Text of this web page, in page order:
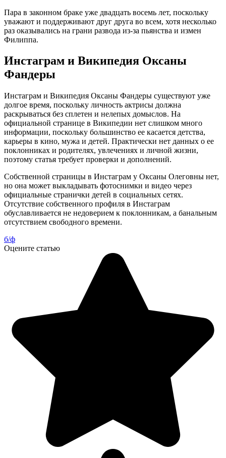
Пара в законном браке уже двадцать восемь лет, поскольку
уважают и поддерживают друг друга во всем, хотя несколько
раз оказывались на грани развода из-за пьянства и измен
Филиппа.
Инстаграм и Википедия Оксаны
Фандеры
Инстаграм и Википедия Оксаны Фандеры существуют уже
долгое время, поскольку личность актрисы должна
раскрываться без сплетен и нелепых домыслов. На
официальной странице в Википедии нет слишком много
информации, поскольку большинство ее касается детства,
карьеры в кино, мужа и детей. Практически нет данных о ее
поклонниках и родителях, увлечениях и личной жизни,
поэтому статья требует проверки и дополнений.
Собственной страницы в Инстаграм у Оксаны Олеговны нет,
но она может выкладывать фотоснимки и видео через
официальные странички детей в социальных сетях.
Отсутствие собственного профиля в Инстаграм
обуславливается не недоверием к поклонникам, а банальным
отсутствием свободного времени.
б/ф
Оцените статью